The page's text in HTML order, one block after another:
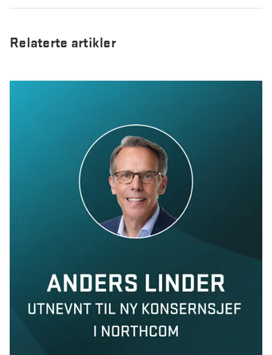
Northcom inngår partnerskap med Peplink og Starlink
kommunikasjonsnettverk
Northcom News #4
En datadrevet digital maritim revolusjon
Northcom deltar på OTD Energy 2023 i Stavanger
Northcom vil sikre kommunikasjonsløsningen innenfor
Northcom kjøper LS Elektronik AB
Northcom deltar på Critical Communications World 2023
Elistair introduserer ORION Heavy Lift
Relaterte artikler